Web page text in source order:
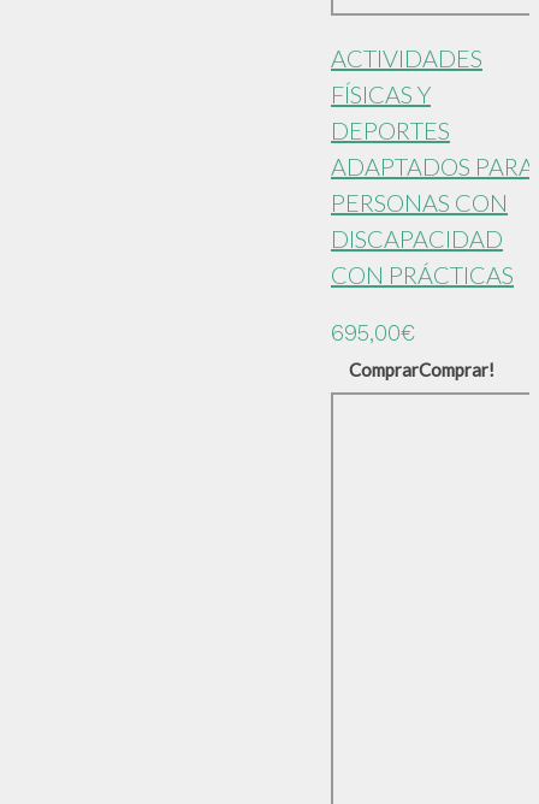
ACTIVIDADES
FÍSICAS Y
DEPORTES
ADAPTADOS PARA
PERSONAS CON
DISCAPACIDAD
CON PRÁCTICAS
695,00€
ComprarComprar!